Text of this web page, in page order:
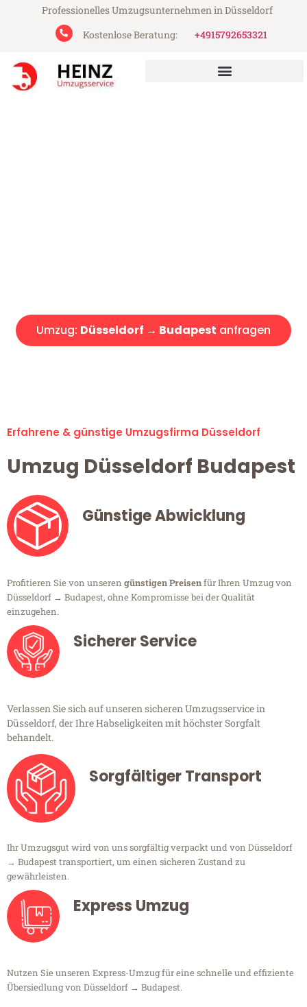
Professionelles Umzugsunternehmen in Düsseldorf
Kostenlose Beratung:
+4915792653321
Umzug: Düsseldorf → Budapest anfragen
Erfahrene & günstige Umzugsfirma Düsseldorf
Umzug Düsseldorf Budapest
Günstige Abwicklung
Profitieren Sie von unseren günstigen Preisenfür Ihren Umzug von
Düsseldorf → Budapest, ohne Kompromisse bei der Qualität
einzugehen.
Sicherer Service
Verlassen Sie sich auf unseren sicheren Umzugsservice in
Düsseldorf, der Ihre Habseligkeiten mit höchster Sorgfalt
behandelt.
Sorgfältiger Transport
Ihr Umzugsgut wird von uns sorgfältig verpackt und von Düsseldorf
→ Budapest transportiert, um einen sicheren Zustand zu
gewährleisten.
Express Umzug
Nutzen Sie unseren Express-Umzug für eine schnelle und effiziente
Übersiedlung von Düsseldorf → Budapest.